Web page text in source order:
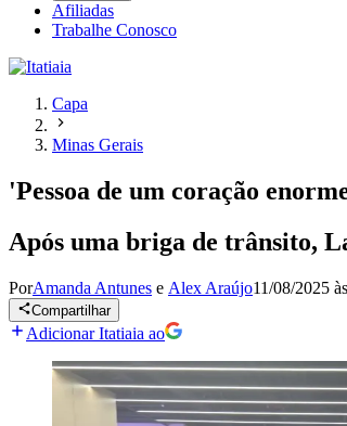
Afiliadas
Trabalhe Conosco
Capa
Minas Gerais
'Pessoa de um coração
Após uma briga de trânsito,
PorAmanda Antunes e Alex Araújo11/08/2025
Compartilhar
Adicionar Itatiaia ao